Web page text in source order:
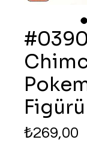
#0390
Figürü
₺269,00